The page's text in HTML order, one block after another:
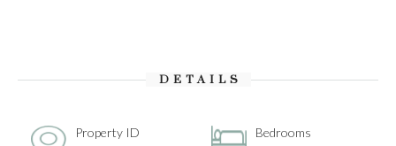
DETAILS
Property ID
Bedrooms